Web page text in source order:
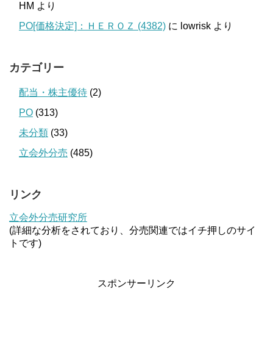
HM より
PO[価格決定]：ＨＥＲＯＺ (4382) に lowrisk より
カテゴリー
配当・株主優待 (2)
PO (313)
未分類 (33)
立会外分売 (485)
リンク
立会外分売研究所
(詳細な分析をされており、分売関連ではイチ押しのサイ
トです)
スポンサーリンク